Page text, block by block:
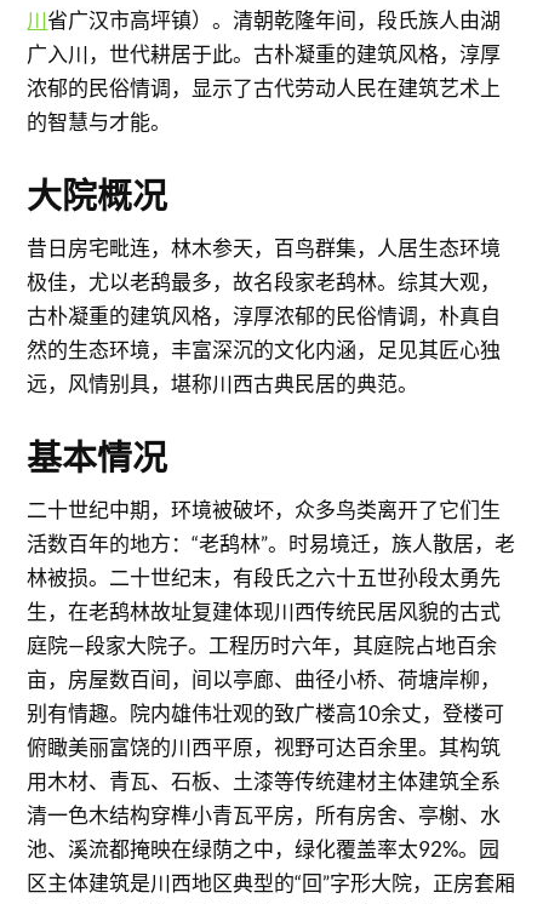
川省广汉市高坪镇）。清朝乾隆年间，段氏族人由湖
广入川，世代耕居于此。古朴凝重的建筑风格，淳厚
浓郁的民俗情调，显示了古代劳动人民在建筑艺术上
的智慧与才能。
大院概况
昔日房宅毗连，林木参天，百鸟群集，人居生态环境
极佳，尤以老鸹最多，故名段家老鸹林。综其大观，
古朴凝重的建筑风格，淳厚浓郁的民俗情调，朴真自
然的生态环境，丰富深沉的文化内涵，足见其匠心独
远，风情别具，堪称川西古典民居的典范。
基本情况
二十世纪中期，环境被破坏，众多鸟类离开了它们生
活数百年的地方：“老鸹林”。时易境迁，族人散居，老
林被损。二十世纪末，有段氏之六十五世孙段太勇先
生，在老鸹林故址复建体现川西传统民居风貌的古式
庭院—段家大院子。工程历时六年，其庭院占地百余
亩，房屋数百间，间以亭廊、曲径小桥、荷塘岸柳，
别有情趣。院内雄伟壮观的致广楼高10余丈，登楼可
俯瞰美丽富饶的川西平原，视野可达百余里。其构筑
用木材、青瓦、石板、土漆等传统建材主体建筑全系
清一色木结构穿榫小青瓦平房，所有房舍、亭榭、水
池、溪流都掩映在绿荫之中，绿化覆盖率太92%。园
区主体建筑是川西地区典型的“回”字形大院，正房套厢